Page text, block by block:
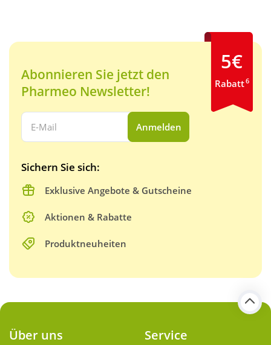
Abonnieren Sie jetzt den
Pharmeo Newsletter!
Ihre E-Mail Adresse:
Anmelden
Sichern Sie sich:
Exklusive Angebote & Gutscheine
Aktionen & Rabatte
Produktneuheiten
5€
Rabatt6
Über uns Service